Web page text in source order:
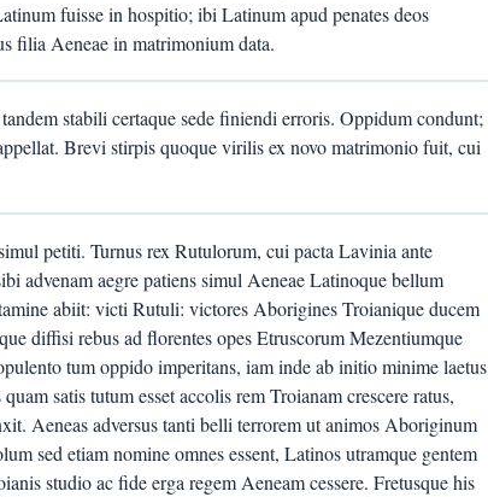
fuisse in hospitio; ibi Latinum apud penates deos
filia Aeneae in matrimonium data.
stabili certaque sede finiendi erroris. Oppidum condunt;
Brevi stirpis quoque virilis ex novo matrimonio fuit, cui
petiti. Turnus rex Rutulorum, cui pacta Lavinia ante
advenam aegre patiens simul Aeneae Latinoque bellum
abiit: victi Rutuli: victores Aborigines Troianique ducem
diffisi rebus ad florentes opes Etruscorum Mezentiumque
tum oppido imperitans, iam inde ab initio minime laetus
satis tutum esset accolis rem Troianam crescere ratus,
Aeneas adversus tanti belli terrorem ut animos Aboriginum
sed etiam nomine omnes essent, Latinos utramque gentem
studio ac fide erga regem Aeneam cessere. Fretusque his